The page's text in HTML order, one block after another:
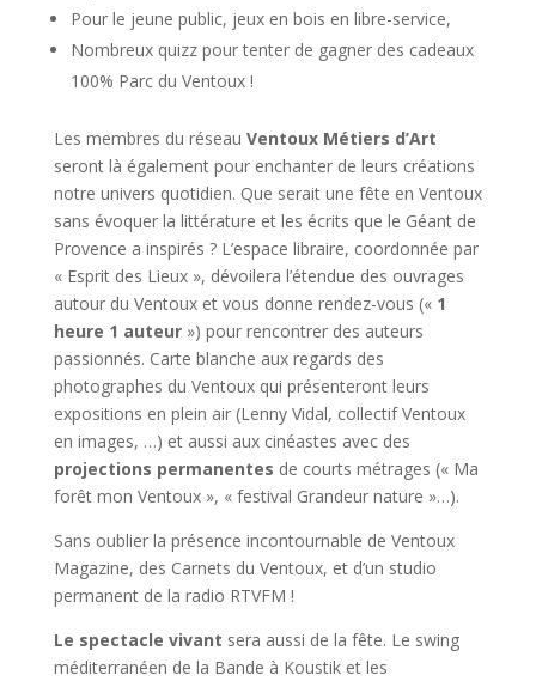
Pour le jeune public, jeux en bois en libre-service,
Nombreux quizz pour tenter de gagner des cadeaux
100% Parc du Ventoux !
Les membres du réseau Ventoux Métiers d’Art
seront là également pour enchanter de leurs créations
notre univers quotidien. Que serait une fête en Ventoux
sans évoquer la littérature et les écrits que le Géant de
Provence a inspirés ? L’espace libraire, coordonnée par
« Esprit des Lieux », dévoilera l’étendue des ouvrages
autour du Ventoux et vous donne rendez-vous (« 1
heure 1 auteur») pour rencontrer des auteurs
passionnés. Carte blanche aux regards des
photographes du Ventoux qui présenteront leurs
expositions en plein air (Lenny Vidal, collectif Ventoux
en images, …) et aussi aux cinéastes avec des
projections permanentes de courts métrages (« Ma
forêt mon Ventoux », « festival Grandeur nature »…).
Sans oublier la présence incontournable de Ventoux
Magazine, des Carnets du Ventoux, et d’un studio
permanent de la radio RTVFM !
Le spectacle vivant sera aussi de la fête. Le swing
méditerranéen de la Bande à Koustik et les